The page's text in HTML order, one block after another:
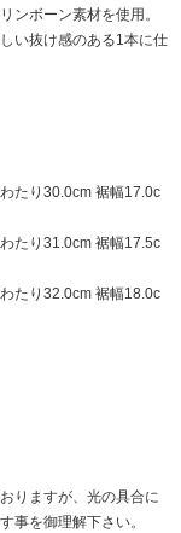
ンボーン素材を使用。
い抜け感のある1本に仕
たり30.0cm 裾幅17.0c
たり31.0cm 裾幅17.5c
たり32.0cm 裾幅18.0c
りますが、光の具合に
事を御理解下さい。